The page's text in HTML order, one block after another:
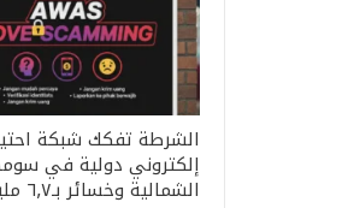
الشرطة تفكك شبكة
إلكتروني دولية في
الشمالية وخسائر بـ٦٫٧ مليار روبية